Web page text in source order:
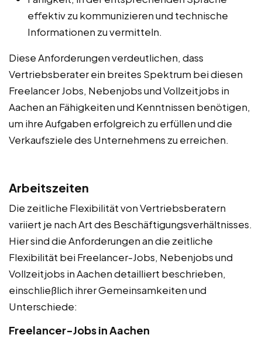
effektiv zu kommunizieren und technische
Informationen zu vermitteln.
Diese Anforderungen verdeutlichen, dass
Vertriebsberater ein breites Spektrum bei diesen
Freelancer Jobs, Nebenjobs und Vollzeitjobs in
Aachen an Fähigkeiten und Kenntnissen benötigen,
um ihre Aufgaben erfolgreich zu erfüllen und die
Verkaufsziele des Unternehmens zu erreichen.
Arbeitszeiten
Die zeitliche Flexibilität von Vertriebsberatern
variiert je nach Art des Beschäftigungsverhältnisses.
Hier sind die Anforderungen an die zeitliche
Flexibilität bei Freelancer-Jobs, Nebenjobs und
Vollzeitjobs in Aachen detailliert beschrieben,
einschließlich ihrer Gemeinsamkeiten und
Unterschiede:
Freelancer-Jobs in Aachen